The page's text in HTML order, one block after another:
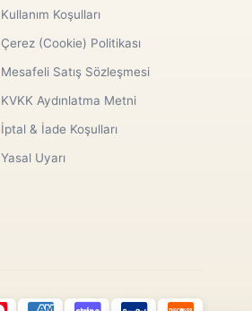
Kullanım Koşulları
Çerez (Cookie) Politikası
Mesafeli Satış Sözleşmesi
KVKK Aydınlatma Metni
İptal & İade Koşulları
Yasal Uyarı